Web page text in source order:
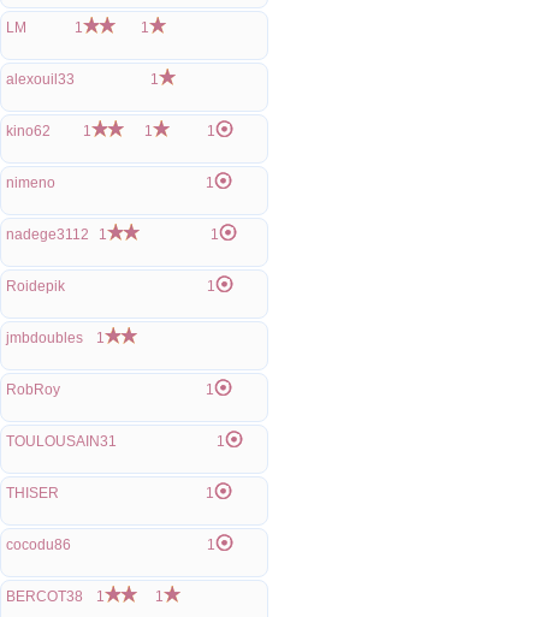
LM 1 1
alexouil33 1
kino62 1 1 1
nimeno 1
nadege3112 1 1
Roidepik 1
jmbdoubles 1
RobRoy 1
TOULOUSAIN31 1
THISER 1
cocodu86 1
BERCOT38 1 1